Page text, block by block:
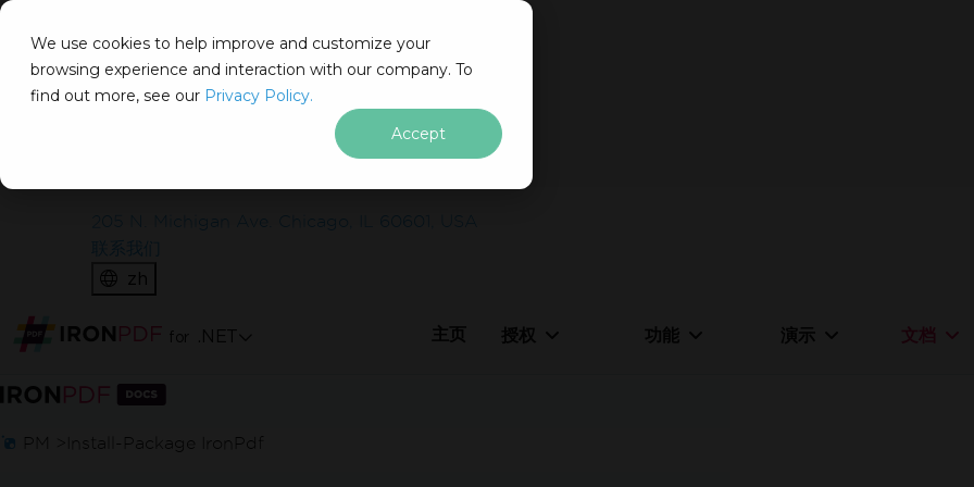
We use cookies to help improve and customize your
browsing experience and interaction with our company. To
find out more, see our Privacy Policy.
Accept
IRONSOFTWARE
产品
企业
zh
for .NET 主页 授权 功能 演示 文档
跳至页脚内容
PM > Install-Package IronPdf
免费开始
无需信用卡
在实际环境中测试
在您需要的地方使用。